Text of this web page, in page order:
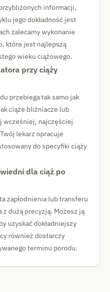
informacji,
jego dokładność jest
zalecamy wykonanie
które jest najlepszą
wieku ciążowego.
przy ciąży
przebiega tak samo jak
ciąże bliźniacze lub
wcześniej, najczęściej
lekarz opracuje
do specyfiki ciąży
dla ciąż po
zapłodnienia lub transferu
z dużą precyzją. Możesz ją
uzyskać dokładniejszy
również dostarczy
terminu porodu.